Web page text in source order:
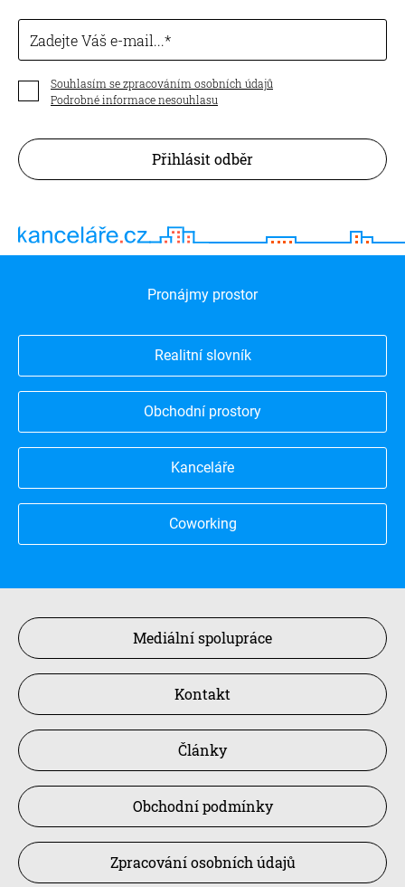
Zadejte Váš e-mail...
Souhlasím se zpracováním osobních údajů
Podrobné informace nesouhlasu
Přihlásit odběr
Pronájmy prostor
Realitní slovník
Obchodní prostory
Kanceláře
Coworking
Mediální spolupráce
Kontakt
Články
Obchodní podmínky
Zpracování osobních údajů